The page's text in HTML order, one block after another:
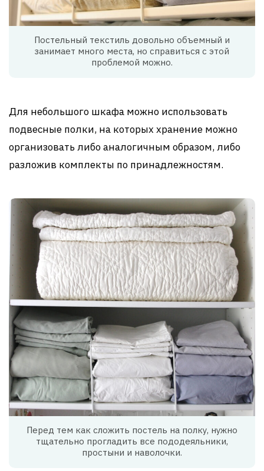
Постельный текстиль довольно объемный и
занимает много места, но справиться с этой
проблемой можно.
Для небольшого шкафа можно использовать
подвесные полки, на которых хранение можно
организовать либо аналогичным образом, либо
разложив комплекты по принадлежностям.
Перед тем как сложить постель на полку, нужно
тщательно прогладить все пододеяльники,
простыни и наволочки.